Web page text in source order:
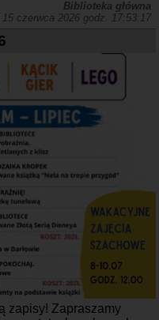
Biblioteka główna
czerwca 2026 godz. 17:53:17
zapisy! Zapraszamy